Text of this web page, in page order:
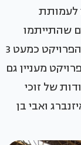
לעמותת
שפועלת למען 557 ילדים שהתייתמו
ב-7 באוקטובר. ב-16 שנות פעילות גייס הפרויקט כמעט 3
מעניין גם
של זוכי
ואבי בן